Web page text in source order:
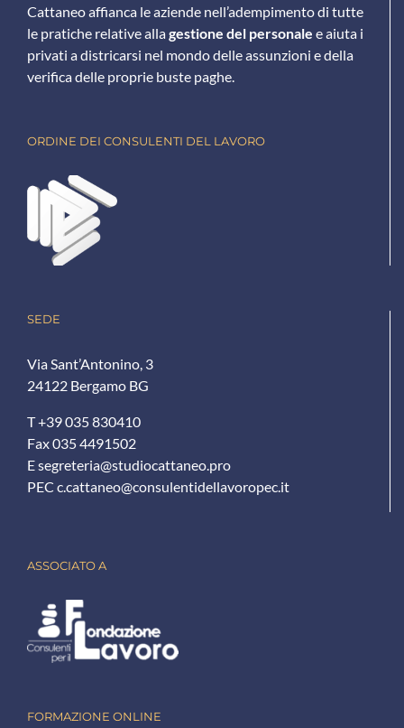
Cattaneo affianca le aziende nell’adempimento di tutte
le pratiche relative allagestione del personale e aiuta i
privati a districarsi nel mondo delle assunzioni e della
verifica delle proprie buste paghe.
ORDINE DEI CONSULENTI DEL LAVORO
SEDE
Via Sant’Antonino, 3
24122 Bergamo BG
T +39 035 830410
Fax 035 4491502
Esegreteria@studiocattaneo.pro
PEC c.cattaneo@consulentidellavoropec.it
ASSOCIATO A
FORMAZIONE ONLINE